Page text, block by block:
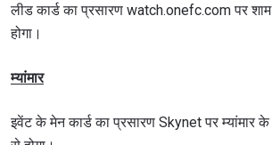
लीड कार्ड का प्रसारण watch.onefc.com पर
होगा।
म्यांमार
इवेंट के मेन कार्ड का प्रसारण Skynet पर म्यांमार